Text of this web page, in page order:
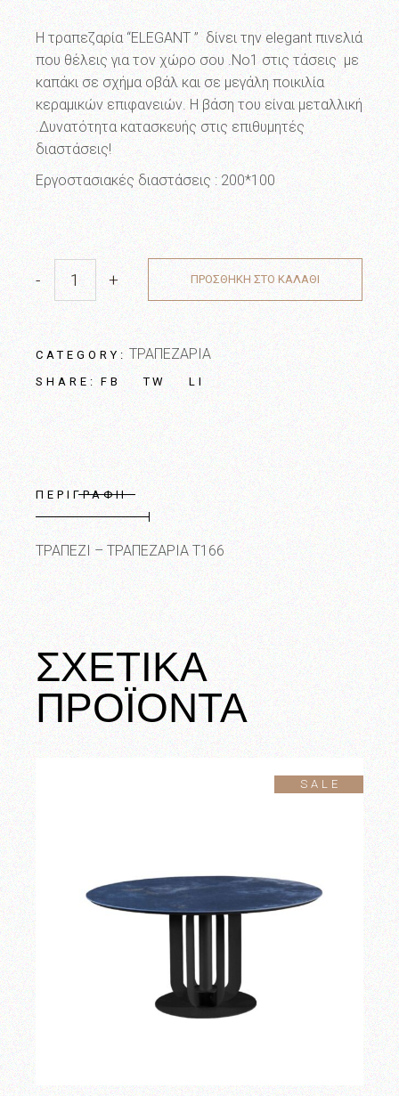
was:
2,180.00€.
τιμή
είναι:
1,300.00€.
Η τραπεζαρία “ELEGANT ” δίνει την elegant πινελιά
που θέλεις για τον χώρο σου .Νο1 στις τάσεις με
καπάκι σε σχήμα οβάλ και σε μεγάλη ποικιλία
κεραμικών επιφανειών. Η βάση του είναι μεταλλική
.Δυνατότητα κατασκευής στις επιθυμητές
διαστάσεις!
Εργοστασιακές διαστάσεις : 200*100
ELEGANT ΤΡΑΠΕΖΑΡΙΑ quantity
- + ΠΡΟΣΘΗΚΗ ΣΤΟ ΚΑΛΑΘΙ
CATEGORY: ΤΡΑΠΕΖΑΡΙΑ
SHARE: FB TW LI
ΠΕΡΙΓΡΑΦΗ
ΤΡΑΠΕΖΙ – ΤΡΑΠΕΖΑΡΙΑ Τ166
ΣΧΕΤΙΚΑ
ΠΡΟΪΟΝΤΑ
SALE